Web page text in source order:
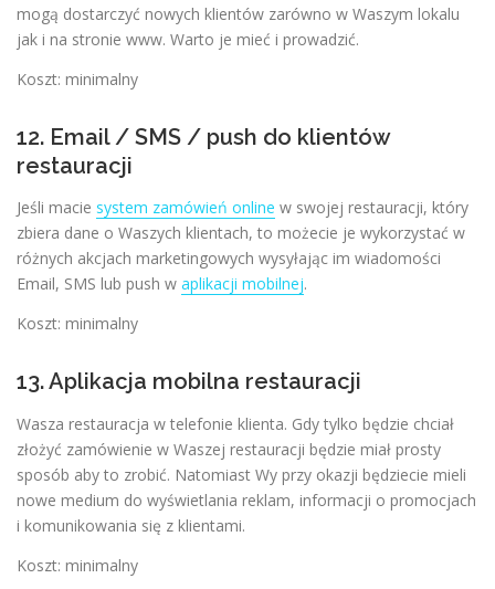
mogą dostarczyć nowych klientów zarówno w Waszym lokalu
jak i na stronie www. Warto je mieć i prowadzić.
Koszt: minimalny
12. Email / SMS / push do klientów
restauracji
Jeśli macie system zamówień online w swojej restauracji, który
zbiera dane o Waszych klientach, to możecie je wykorzystać w
różnych akcjach marketingowych wysyłając im wiadomości
Email, SMS lub push w aplikacji mobilnej.
Koszt: minimalny
13. Aplikacja mobilna restauracji
Wasza restauracja w telefonie klienta. Gdy tylko będzie chciał
złożyć zamówienie w Waszej restauracji będzie miał prosty
sposób aby to zrobić. Natomiast Wy przy okazji będziecie mieli
nowe medium do wyświetlania reklam, informacji o promocjach
i komunikowania się z klientami.
Koszt: minimalny